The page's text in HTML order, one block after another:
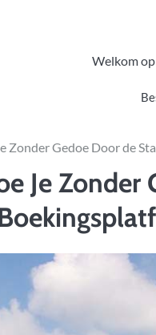
Welkom
Zonder Gedoe Door de
Je